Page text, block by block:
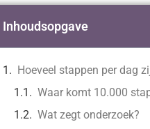
Inhoudsopgave
Hoeveel stappen per dag
Waar komt 10.000
Wat zegt onderzoek?